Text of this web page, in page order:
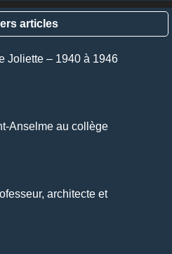
articles
Joliette – 1940 à 1946
Anselme au collège
architecte et